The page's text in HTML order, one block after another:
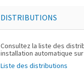
DISTRIBUTIONS
Consultez la liste des
installation automatique
Liste des distributions